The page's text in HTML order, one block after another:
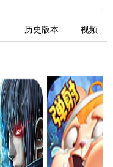
历史版本 视频